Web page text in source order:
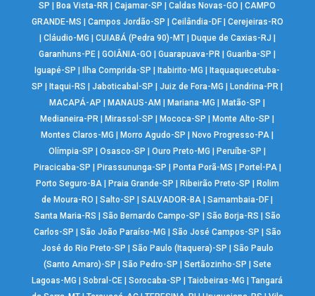
SP
Boa Vista-RR |Cajamar-SP |Caldas Novas-GO |CAMPO
GRANDE-MS
Campos Jordão-SP Ceilândia-DF| Cerejeiras-RO
Cláudio-MG CUIABÁ (Pedra 90)-MT| Duque de Caxias-RJ
Garanhuns-PE |GOIÂNIA-GO |Guarapuava-PR |Guariba-SP
Iguapé-SP
Ilha Comprida-SP Itabirito-MG
Itaquaquecetuba-
SP
Itaqui-RS |Jaboticabal-SP |Juiz de Fora-MG Londrina-PR
MACAPÁ-AP
MANAUS-AM Mariana-MG Matão-SP
Medianeira-PR
Mirassol-SP Mococa-SP Monte Alto-SP
Montes Claros-MG
Morro Agudo-SP Novo Progresso-PA
Olímpia-SP
|Osasco-SP |Ouro Preto-MG Peruíbe-SP
Piracicaba-SP
Pirassununga-SP Ponta Porã-MS Portel-PA|
Porto Seguro-BA| Praia Grande-SP Ribeirão Preto-SP
Rolim
de Moura-RO
|Salto-SP |SALVADOR-BA |Samambaia-DF
Santa Maria-RS
São Bernardo Campo-SP São Borja-RS
São
Carlos-SP
São João Paraíso-MG São José Campos-SP
São
José do Rio Preto-SP
São Paulo (Itaquera)-SP
São Paulo
(Santo Amaro)-SP
São Pedro-SP Sertãozinho-SP
Sete
Lagoas-MG
|Sobral-CE |Sorocaba-SP |Taiobeiras-MG |Tangará